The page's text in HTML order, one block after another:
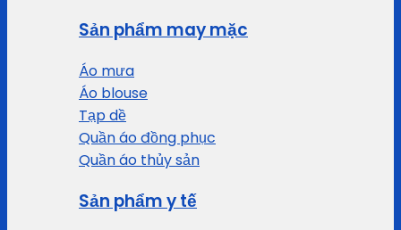
Sản phẩm may mặc
Áo mưa
Áo blouse
Tạp dề
Quần áo đồng phục
Quần áo thủy sản
Sản phẩm y tế